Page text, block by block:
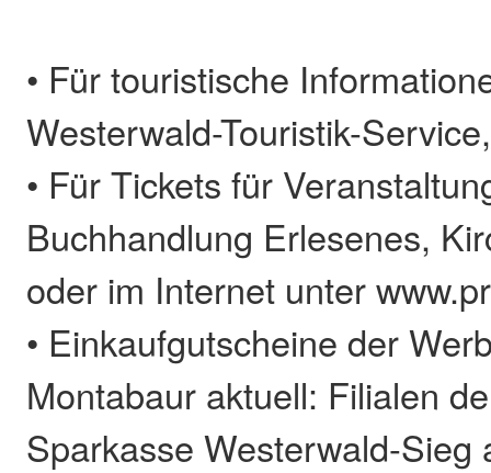
• Für touristische
Westerwald-Touristik-
• Für Tickets für
Buchhandlung Erlesenes,
oder im Internet unter
• Einkaufgutscheine der
Montabaur aktuell: Filialen
Sparkasse Westerwald-Sieg